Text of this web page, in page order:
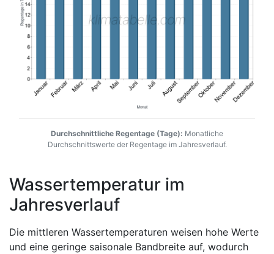
Durchschnittliche Regentage (Tage): Monatliche
Durchschnittswerte der Regentage im Jahresverlauf.
Wassertemperatur im
Jahresverlauf
Die mittleren Wassertemperaturen weisen hohe Werte
und eine geringe saisonale Bandbreite auf, wodurch